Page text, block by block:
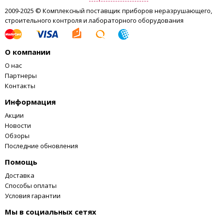
2009-2025 © Комплексный поставщик приборов неразрушающего,
строительного контроля и лабораторного оборудования
О компании
О нас
Партнеры
Контакты
Информация
Акции
Новости
Обзоры
Последние обновления
Помощь
Доставка
Способы оплаты
Условия гарантии
Мы в социальных сетях